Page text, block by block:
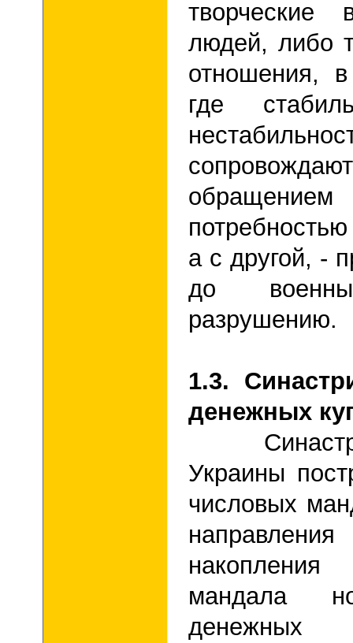
творческие
людей, либо
отношения,
где
а с другой, -
до
разрушению.
1.3.
денежных
Украины
числовых
мандала
денежных